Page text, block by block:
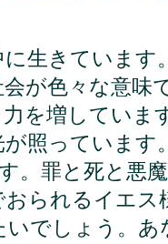
生きています
が色々な意味
を増していま
照っています
。罪と死と悪
られるイエス
でしょう。あ